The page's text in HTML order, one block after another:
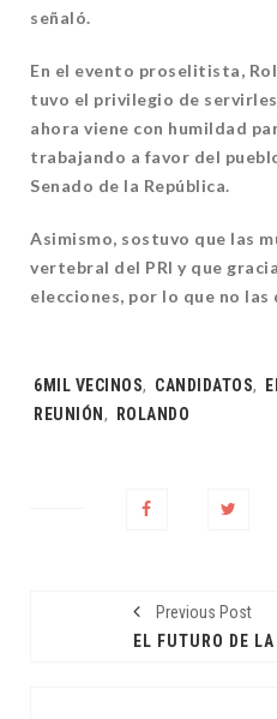
señaló.
En el evento proselitista,
tuvo el privilegio de
ahora viene con humildad
trabajando a favor del
Senado de la República.
Asimismo, sostuvo que las
vertebral del PRI y que
elecciones, por lo que no las
Tags:
6MIL VECINOS, CANDIDATOS,
REUNIÓN , ROLANDO
Previous Post